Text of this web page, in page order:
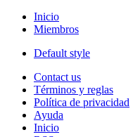
Inicio
Miembros
Default style
Contact us
Términos y reglas
Política de privacidad
Ayuda
Inicio